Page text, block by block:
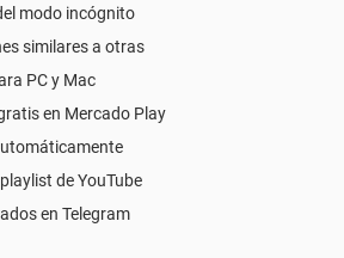
modo incógnito
similares a otras
PC y Mac
en Mercado Play
de YouTube
en Telegram